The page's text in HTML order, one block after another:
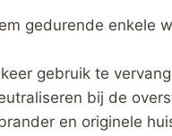
gedurende
gebruik te
bij de
en originele